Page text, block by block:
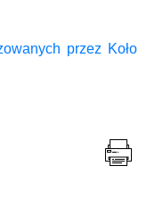
przez Koło